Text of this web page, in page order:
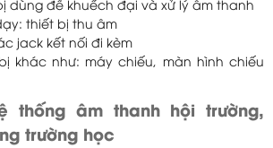
dùng để khuếch đại và xử lý âm thanh
thiết bị thu âm
jack kết nối đi kèm
khác như: máy chiếu, màn hình chiếu
thống âm thanh hội trường,
trường học